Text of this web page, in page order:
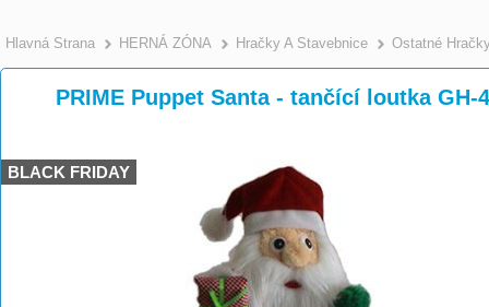
Hlavná Strana >
HERNÁ ZÓNA >
Hračky A Stavebnice Ostatné
PRIME Puppet Santa - tančící loutka GH-
BLACK FRIDAY